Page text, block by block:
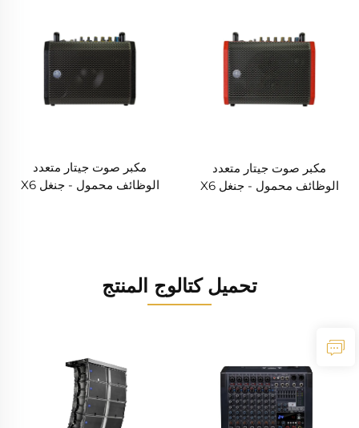
مكبر صوت جيتار متعدد
الوظائف محمول - جنغل X6
مكبر صوت جيتار متعدد
الوظائف محمول - جنغل X6
تحميل كتالوج المنتج